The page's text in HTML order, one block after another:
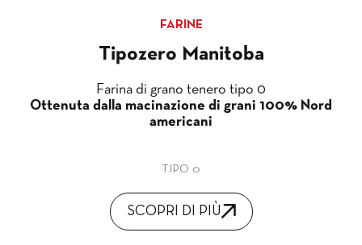
FARINE
Tipozero Manitoba
Farina di grano tenero tipo 0
Ottenuta dalla macinazione di grani 100% Nord
americani
TIPO 0
SCOPRI DI PIÙ